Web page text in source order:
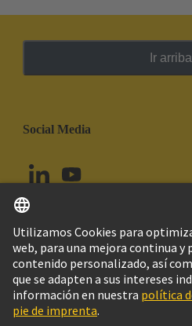
Ir arriba
Social Media
Ecuador Español
© Grupo Tecnológico HARTING